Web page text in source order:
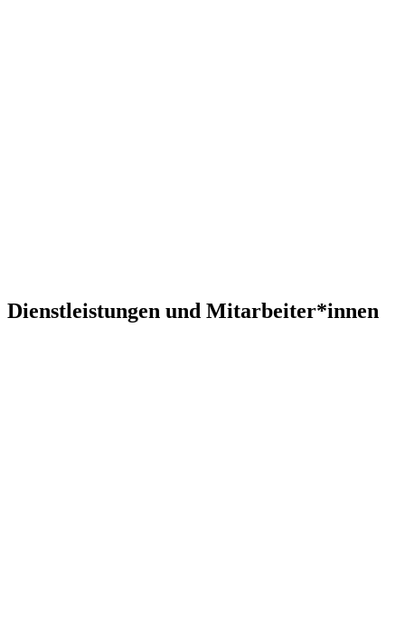
Dienstleistungen und Mitarbeiter*innen